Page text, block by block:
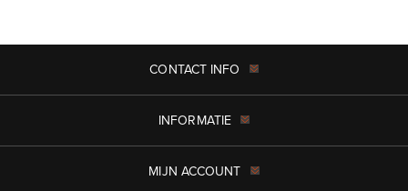
CONTACT INFO
INFORMATIE
MIJN ACCOUNT